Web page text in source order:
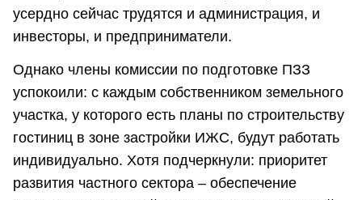
усердно сейчас трудятся и администрация, и
инвесторы, и предприниматели.
Однако члены комиссии по подготовке ПЗЗ
успокоили: с каждым собственником земельного
участка, у которого есть планы по строительству
гостиниц в зоне застройки ИЖС, будут работать
индивидуально. Хотя подчеркнули: приоритет
развития частного сектора – обеспечение